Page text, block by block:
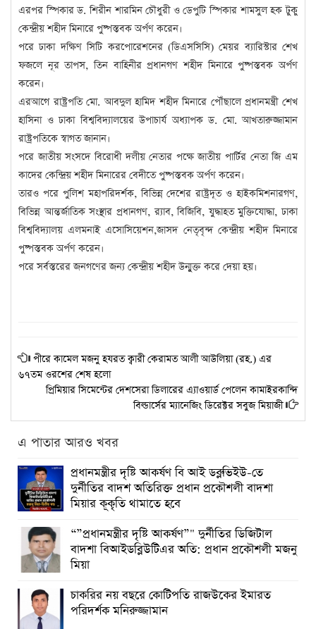
এরপর স্পিকার ড. শিরীন শারমিন চৌধুরী ও ডেপুটি স্পিকার শামসুল হক টুকু
কেন্দ্রীয় শহীদ মিনারে পুষ্পস্তবক অর্পণ করেন।
পরে ঢাকা দক্ষিণ সিটি করপোরেশনের (ডিএসসিসি) মেয়র ব্যারিস্টার শেখ
ফজলে নূর তাপস, তিন বাহিনীর প্রধানগণ শহীদ মিনারে পুষ্পস্তবক অর্পণ
করেন।
এরআগে রাষ্ট্রপতি মো. আবদুল হামিদ শহীদ মিনারে পৌঁছালে প্রধানমন্ত্রী শেখ
হাসিনা ও ঢাকা বিশ্ববিদ্যালয়ের উপাচার্য অধ্যাপক ড. মো. আখতারুজ্জামান
রাষ্ট্রপতিকে স্বাগত জানান।
পরে জাতীয় সংসদে বিরোধী দলীয় নেতার পক্ষে জাতীয় পার্টির নেতা জি এম
কাদের কেন্দ্রিয় শহীদ মিনারের বেদীতে পুষ্পস্তবক অর্পণ করেন।
তারও পরে পুলিশ মহাপরিদর্শক, বিভিন্ন দেশের রাষ্ট্রদূত ও হাইকমিশনারগণ,
বিভিন্ন আন্তর্জাতিক সংস্থার প্রধানগণ, র‌্যাব, বিজিবি, যুদ্ধাহত মুক্তিযোদ্ধা, ঢাকা
বিশ্ববিদ্যালয় এলমনাই এসোসিয়েশন,জাসদ নেতৃবৃন্দ কেন্দ্রীয় শহীদ মিনারে
পুষ্পস্তবক অর্পণ করেন।
পরে সর্বস্তরের জনগণের জন্য কেন্দ্রীয় শহীদ উন্মুক্ত করে দেয়া হয়।
পীরে কামেল মজনু হযরত ক্বারী কেরামত আলী আউলিয়া (রহ.) এর
৬৭তম ওরশের শেষ হলো
প্রিমিয়ার সিমেন্টের দেশসেরা ডিলারের এ্যাওয়ার্ড পেলেন কামাইরকান্দি
বিল্ডার্সের ম্যানেজিং ডিরেক্টর সবুজ মিয়াজী
এ পাতার আরও খবর
প্রধানমন্ত্রীর দৃষ্টি আকর্ষণ বি আই ডব্লুভিইউ-তে
দুর্নীতির বাদশ অতিরিক্ত প্রধান প্রকৌশলী বাদশা
মিয়ার কূকৃতি থামাতে হবে
“”প্রধানমন্ত্রীর দৃষ্টি আকর্ষণ”" দুর্নীতির ডিজিটাল
বাদশা বিআইডব্লিউটিএর অতি: প্রধান প্রকৌশলী মজনু
মিয়া
চাকরির নয় বছরে কোটিপতি রাজউকের ইমারত
পরিদর্শক মনিরুজ্জামান